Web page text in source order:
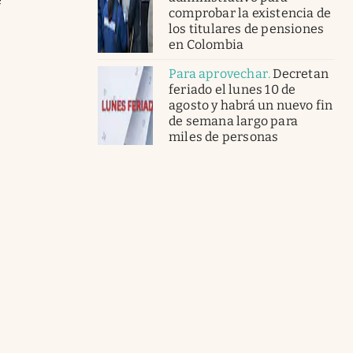
comprobar la existencia de
los titulares de pensiones
en Colombia
Para aprovechar.Decretan
feriado el lunes 10 de
agosto y habrá un nuevo fin
de semana largo para
miles de personas